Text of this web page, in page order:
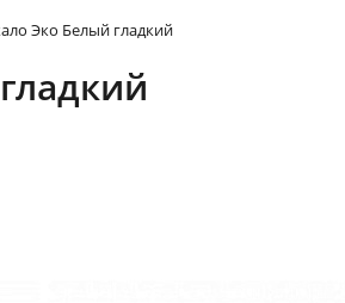
Эко Белый гладкий